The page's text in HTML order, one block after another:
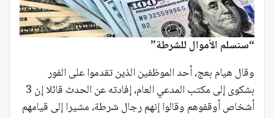
“سنسلم الأموال للشرطة”
وقال هيام بعج، أحد الموظفين الذين تقدموا على الفور
بشكوى إلى مكتب المدعي العام، إفادته عن الحدث قائلا إن 3
أشخاص أوقفوهم وقالوا إنهم رجال شرطة، مشيرا إلى قيامهم